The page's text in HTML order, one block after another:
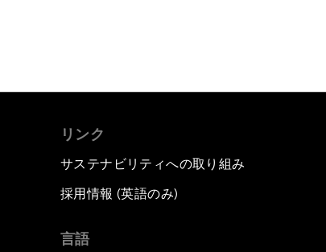
リンク
サステナビリティへの取り組み
採用情報 (英語のみ)
言語